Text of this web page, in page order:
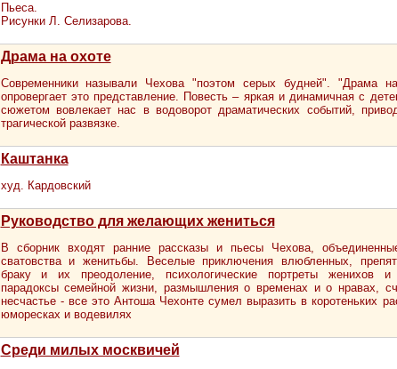
Пьеса.
Рисунки Л. Селизарова.
Драма на охоте
Современники называли Чехова "поэтом серых будней". "Драма
опровергает это представление. Повесть – яркая и динамичная с
сюжетом вовлекает нас в водоворот драматических событий,
трагической развязке.
Каштанка
худ. Кардовский
Руководство для желающих жениться
В сборник входят ранние рассказы и пьесы Чехова,
сватовства и женитьбы. Веселые приключения влюбленных,
браку и их преодоление, психологические портреты женихов и
парадоксы семейной жизни, размышления о временах и о нравах,
несчастье - все это Антоша Чехонте сумел выразить в коротеньких
юморесках и водевилях
Среди милых москвичей